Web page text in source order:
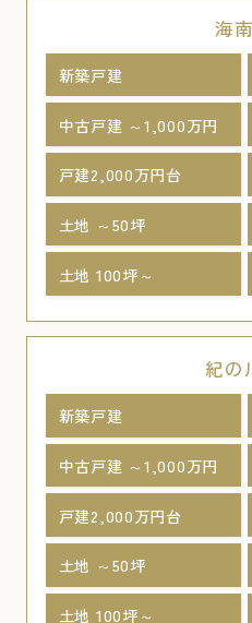
海
新築戸建
中古戸建 ～1,000万円
戸建2,000万円台
土地 ～50坪
土地 100坪～
紀の
新築戸建
中古戸建 ～1,000万円
戸建2,000万円台
土地 ～50坪
土地 100坪～